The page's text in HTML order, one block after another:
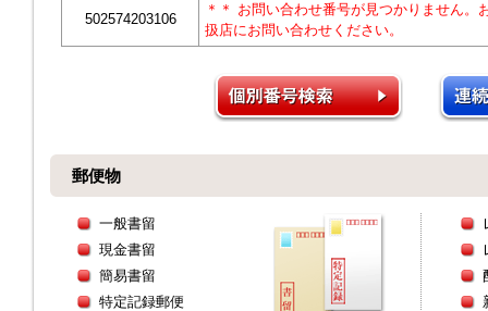
502574203106
＊＊ お問い合わせ番号が見つかりません
扱店にお問い合わせください。
郵便物
一般書留
現金書留
簡易書留
特定記録郵便